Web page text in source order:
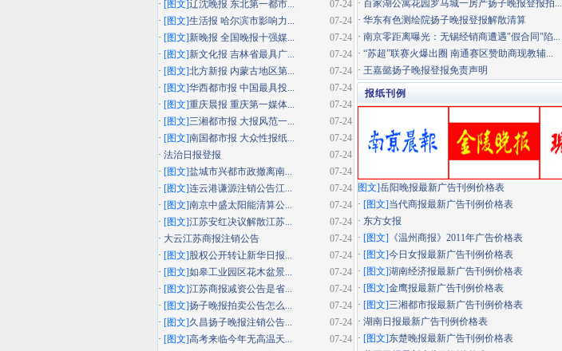
· 百家湖公寓花园罗马城一房产扬子晚报登报拍...
· 华东有色测绘院扬子晚报登报解散清算
· 南京零距离曝光：无锡经销商遭遇"假合同"陷...
· “苏超”联赛火爆出圈 南通赛区赞助商现教辅...
· 王嘉懿扬子晚报登报免责声明
报纸刊例
图文]岳阳晚报最新广告刊例价格表
· [图文]当代商报最新广告刊例价格表
· 东方女报
· [图文] 《温州商报》2011年广告价格表
· [图文]今日女报最新广告刊例价格表
· [图文]湖南经济报最新广告刊例价格表
· [图文]金鹰报最新广告刊例价格表
· [图文]三湘都市报最新广告刊例价格表
· 湖南日报最新广告刊例价格表
· [图文]东楚晚报最新广告刊例价格表
07-24
· [图文]辽沈晚报 东北第一都市...
07-24
· [图文]生活报 哈尔滨市影响力...
07-24
· [图文]新晚报 全国晚报十强媒...
07-24
· [图文]新文化报 吉林省最具广...
07-24
· [图文]北方新报 内蒙古地区第...
07-24
· [图文]华西都市报 中国最具投...
07-24
· [图文]重庆晨报 重庆第一媒体...
07-24
· [图文]三湘都市报 大报风范一...
07-24
· [图文]南国都市报 大众性报纸...
07-24
· 法治日报登报
07-24
· [图文]盐城市兴都市政撤离南...
07-24
· [图文]连云港谦源注销公告江...
07-24
· [图文]南京中盛太阳能清算公...
07-24
· [图文]江苏安红决议解散江苏...
07-24
· 大云江苏商报注销公告
07-24
· [图文]股权公开转让新华日报...
07-24
· [图文]如皋工业园区花木盆景...
07-24
· [图文]江苏商报减资公告是省...
07-24
· [图文]扬子晚报拍卖公告怎么...
07-24
· [图文]久昌扬子晚报注销公告...
07-24
· [图文]高考来临今年无高温天...